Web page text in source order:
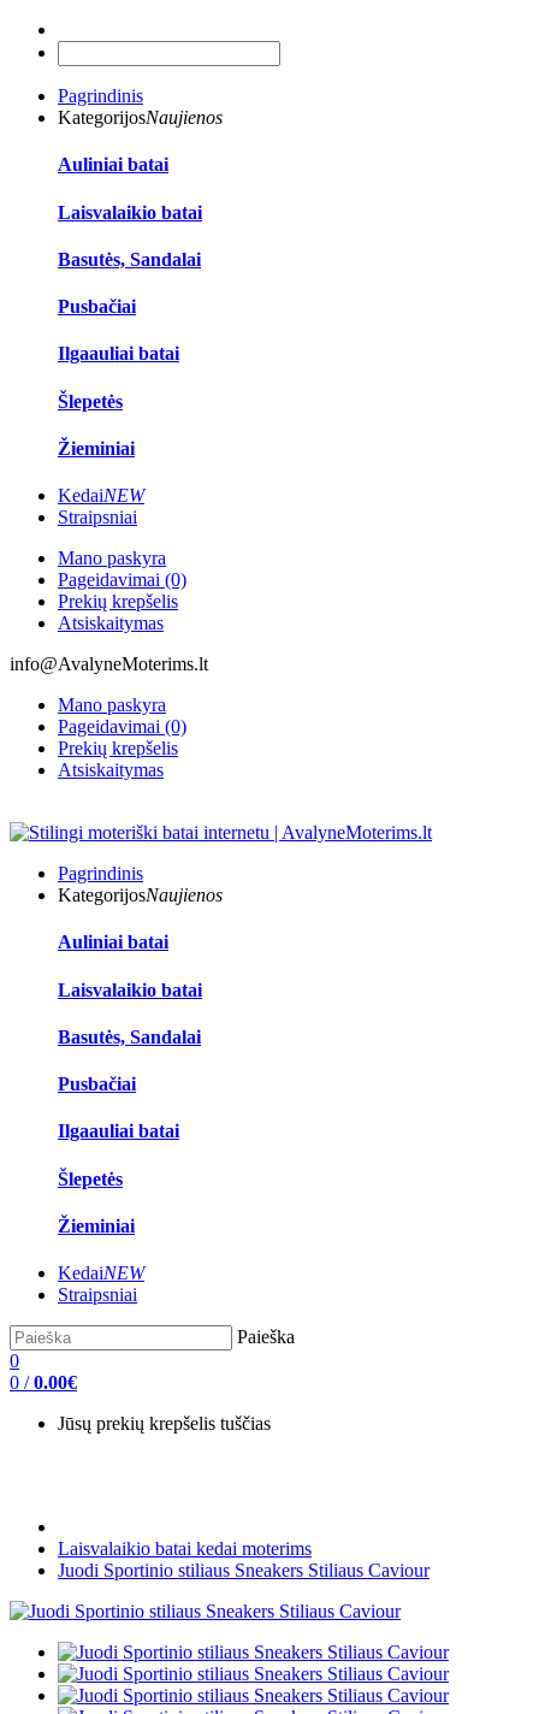
Pagrindinis
KategorijosNaujienos
Auliniai batai
Laisvalaikio batai
Basutės, Sandalai
Pusbačiai
Ilgaauliai batai
Šlepetės
Žieminiai
KedaiNEW
Straipsniai
Mano paskyra
Pageidavimai (0)
Prekių krepšelis
Atsiskaitymas
info@AvalyneMoterims.lt
Mano paskyra
Pageidavimai (0)
Prekių krepšelis
Atsiskaitymas
Pagrindinis
KategorijosNaujienos
Auliniai batai
Laisvalaikio batai
Basutės, Sandalai
Pusbačiai
Ilgaauliai batai
Šlepetės
Žieminiai
KedaiNEW
Straipsniai
Paieška
0
0 / 0.00€
Jūsų prekių krepšelis tuščias
Laisvalaikio batai kedai moterims
Juodi Sportinio stiliaus Sneakers Stiliaus Caviour